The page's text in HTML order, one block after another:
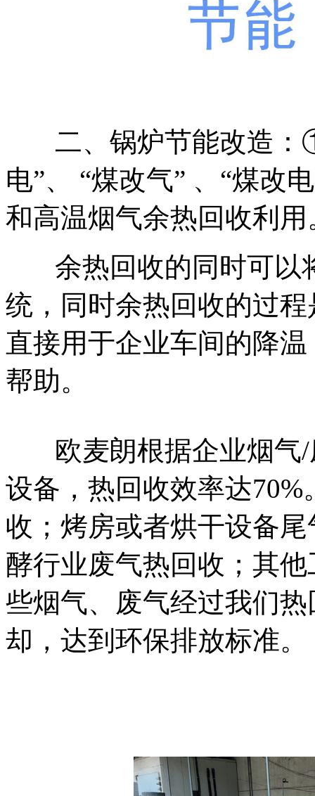
二、锅炉节能改造
电”、 “煤改气” 、“煤改
和高温烟气余热回收利用
余热回收的同时可以
统，同时余热回收的过
直接用于企业车间的降
帮助。
欧麦朗根据企业烟气
设备，热回收效率达
收；烤房或者烘干设备
酵行业废气热回收；其
些烟气、废气经过我们
却，达到环保排放标准。